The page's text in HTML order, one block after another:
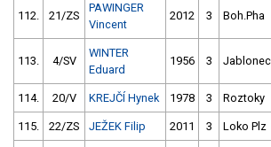
112. 21/ZS
PAWINGER
Vincent
2012 3 Boh.Pha
113. 4/SV
WINTER
Eduard
1956 3 Jablonec
114. 20/V KREJČÍ Hynek 1978 3 Roztoky
115. 22/ZS JEŽEK Filip 2011 3 Loko Plz